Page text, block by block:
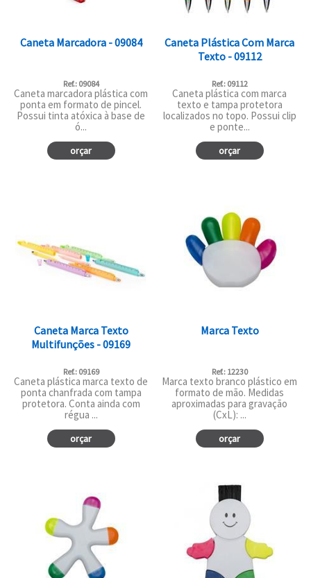
Caneta Marcadora - 09084
Ref.: 09084
Caneta marcadora plástica com
ponta em formato de pincel.
Possui tinta atóxica à base de
ó...
orçar
Caneta Plástica Com Marca
Texto - 09112
Ref.: 09112
Caneta plástica com marca
texto e tampa protetora
localizados no topo. Possui clip
e ponte...
orçar
Caneta Marca Texto
Multifunções - 09169
Ref.: 09169
Caneta plástica marca texto de
ponta chanfrada com tampa
protetora. Conta ainda com
régua ...
orçar
Marca Texto
Ref.: 12230
Marca texto branco plástico em
formato de mão. Medidas
aproximadas para gravação
(CxL): ...
orçar